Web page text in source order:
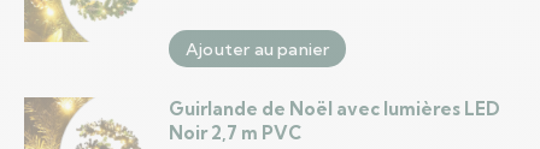
Ajouter au panier
Guirlande de Noël avec lumières LED
Noir 2,7 m PVC